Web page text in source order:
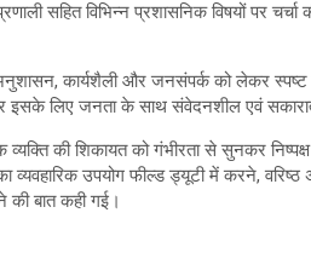
सहित विभिन्न प्रशासनिक विषयों पर
कार्यशैली और जनसंपर्क को लेकर
इसके लिए जनता के साथ संवेदनशील एवं
की शिकायत को गंभीरता से सुनकर
व्यवहारिक उपयोग फील्ड ड्यूटी में करने,
की बात कही गई।